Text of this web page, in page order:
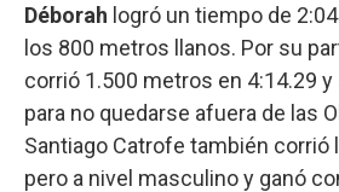
Déborah logró un tiempo de
los 800 metros llanos. Por su
corrió 1.500 metros en 4:14.29
para no quedarse afuera de las
Santiago Catrofe también corrió
pero a nivel masculino y ganó